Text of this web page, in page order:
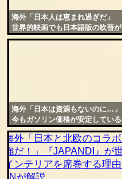
海外「日本人は恵まれ過ぎだ」
世界的映画でも日本語版の吹替が
群を抜いていると話題に
海外「日本は資源もないのに…」
今もガソリン価格が安定している
日本に世界から羨望の声